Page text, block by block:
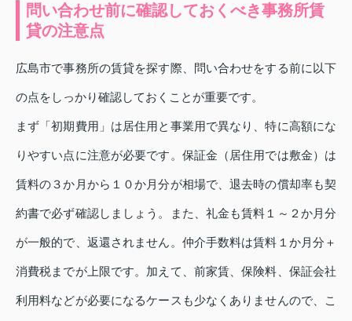
問い合わせ前に確認しておくべき事務所賃
貸の注意点
広島市で事務所の賃貸を探す際、問い合わせをする前に以下
の点をしっかり確認しておくことが重要です。
まず「初期費用」は居住用と事業用で異なり、特に高額にな
りやすい点に注意が必要です。保証金（居住用では敷金）は
賃料の３か月から１０か月分が相場で、退去時の償却率も契
約書で必ず確認しましょう。また、礼金も賃料１～２か月分
が一般的で、返還されません。仲介手数料は賃料１か月分＋
消費税までが上限です。加えて、前家賃、保険料、保証会社
利用料などが必要になるケースも少なくありませんので、こ